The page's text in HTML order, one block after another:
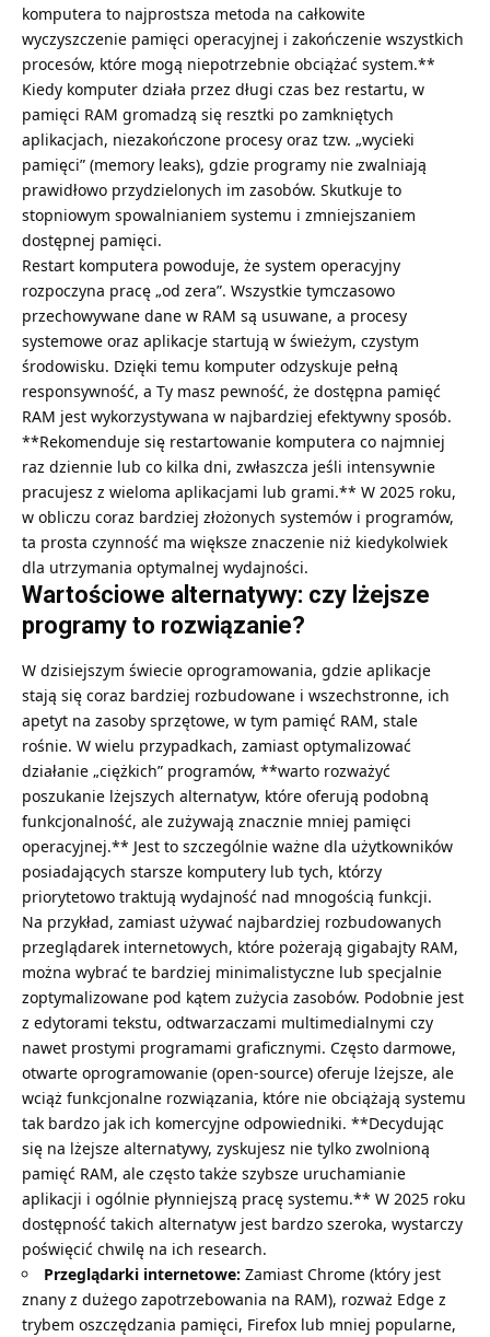
komputera to najprostsza metoda na całkowite
wyczyszczenie pamięci operacyjnej i zakończenie wszystkich
procesów, które mogą niepotrzebnie obciążać system.**
Kiedy komputer działa przez długi czas bez restartu, w
pamięci RAM gromadzą się resztki po zamkniętych
aplikacjach, niezakończone procesy oraz tzw. „wycieki
pamięci” (memory leaks), gdzie programy nie zwalniają
prawidłowo przydzielonych im zasobów. Skutkuje to
stopniowym spowalnianiem systemu i zmniejszaniem
dostępnej pamięci.
Restart komputera powoduje, że system operacyjny
rozpoczyna pracę „od zera”. Wszystkie tymczasowo
przechowywane dane w RAM są usuwane, a procesy
systemowe oraz aplikacje startują w świeżym, czystym
środowisku. Dzięki temu komputer odzyskuje pełną
responsywność, a Ty masz pewność, że dostępna pamięć
RAM jest wykorzystywana w najbardziej efektywny sposób.
**Rekomenduje się restartowanie komputera co najmniej
raz dziennie lub co kilka dni, zwłaszcza jeśli intensywnie
pracujesz z wieloma aplikacjami lub grami.** W 2025 roku,
w obliczu coraz bardziej złożonych systemów i programów,
ta prosta czynność ma większe znaczenie niż kiedykolwiek
dla utrzymania optymalnej wydajności.
Wartościowe alternatywy: czy lżejsze
programy to rozwiązanie?
W dzisiejszym świecie oprogramowania, gdzie aplikacje
stają się coraz bardziej rozbudowane i wszechstronne, ich
apetyt na zasoby sprzętowe, w tym pamięć RAM, stale
rośnie. W wielu przypadkach, zamiast optymalizować
działanie „ciężkich” programów, **warto rozważyć
poszukanie lżejszych alternatyw, które oferują podobną
funkcjonalność, ale zużywają znacznie mniej pamięci
operacyjnej.** Jest to szczególnie ważne dla użytkowników
posiadających starsze komputery lub tych, którzy
priorytetowo traktują wydajność nad mnogością funkcji.
Na przykład, zamiast używać najbardziej rozbudowanych
przeglądarek internetowych, które pożerają gigabajty RAM,
można wybrać te bardziej minimalistyczne lub specjalnie
zoptymalizowane pod kątem zużycia zasobów. Podobnie jest
z edytorami tekstu, odtwarzaczami multimedialnymi czy
nawet prostymi programami graficznymi. Często darmowe,
otwarte oprogramowanie (open-source) oferuje lżejsze, ale
wciąż funkcjonalne rozwiązania, które nie obciążają systemu
tak bardzo jak ich komercyjne odpowiedniki. **Decydując
się na lżejsze alternatywy, zyskujesz nie tylko zwolnioną
pamięć RAM, ale często także szybsze uruchamianie
aplikacji i ogólnie płynniejszą pracę systemu.** W 2025 roku
dostępność takich alternatyw jest bardzo szeroka, wystarczy
poświęcić chwilę na ich research.
Przeglądarki internetowe: Zamiast Chrome (który jest
znany z dużego zapotrzebowania na RAM), rozważ Edge z
trybem oszczędzania pamięci, Firefox lub mniej popularne,